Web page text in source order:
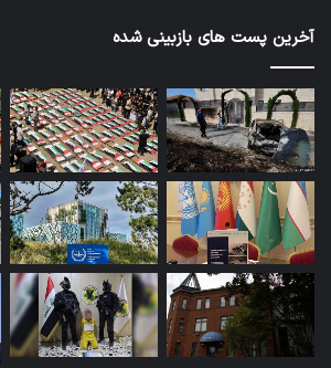
آخرین پست های بازبینی شده